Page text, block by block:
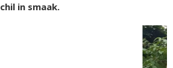
in smaak.